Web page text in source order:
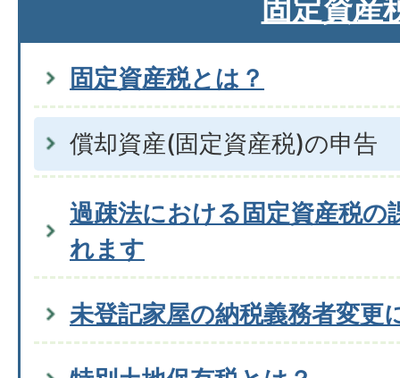
固定資産
固定資産税とは？
償却資産(固定資産税)の申告
過疎法における固定資産税の
れます
未登記家屋の納税義務者変更